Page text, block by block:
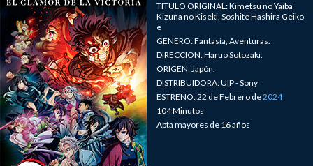
TITULO ORIGINAL: Kimetsu no Yaiba
Kizuna no Kiseki, Soshite Hashira Geiko
e
GENERO: Fantasía, Aventuras.
DIRECCION: Haruo Sotozaki.
ORIGEN: Japón.
DISTRIBUIDORA: UIP - Sony
ESTRENO: 22 de Febrero de2024
104 Minutos
Apta mayores de 16 años